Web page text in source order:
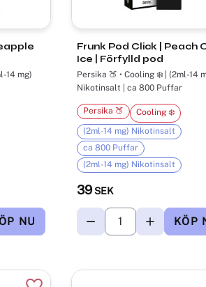
Frunk Pod Click | Peach On
Ice | Förfylld pod
Persika 🍑 • Cooling ❄️ | (2ml-14 mg)
Nikotinsalt | ca 800 Puffar
39 SEK
Persika 🍑
Cooling ❄️
(2ml-14 mg) Nikotinsalt
ca 800 Puffar
(2ml-14 mg) Nikotinsalt